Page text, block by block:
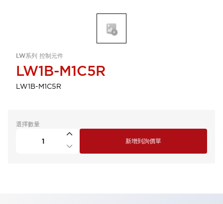
LW系列 控制元件
LW1B-M1C5R
LW1B-M1C5R
選擇數量
新增到詢價單